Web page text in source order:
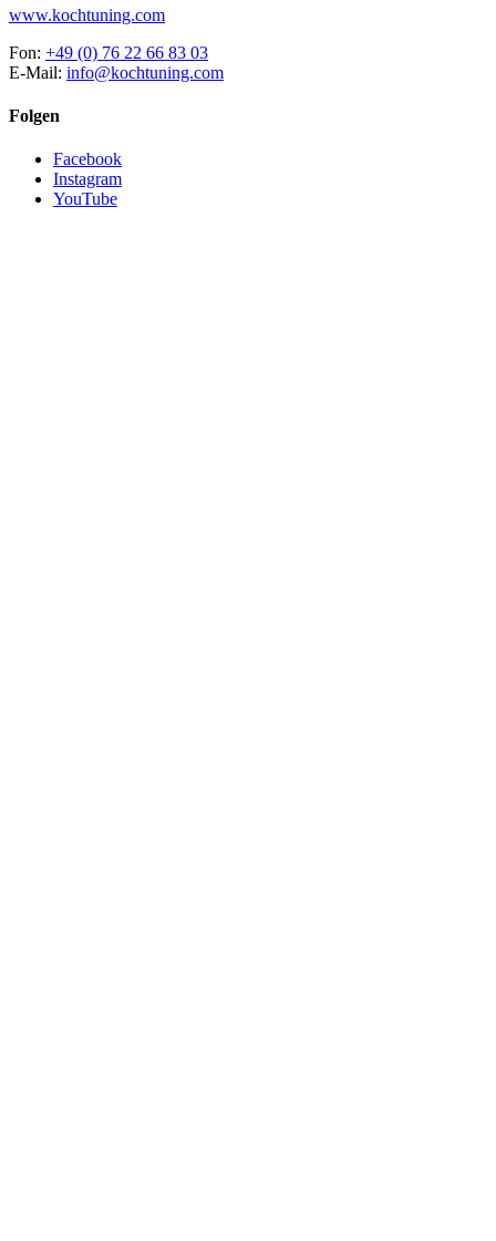
www.kochtuning.com
Fon: +49 (0) 76 22 66 83 03
E-Mail: info@kochtuning.com
Folgen
Facebook
Instagram
YouTube